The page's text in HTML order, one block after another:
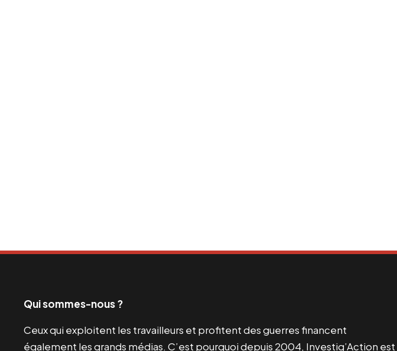
Qui sommes-nous ?
Ceux qui exploitent les travailleurs et profitent des guerres financent
également les grands médias. C’est pourquoi depuis 2004, Investig’Action est